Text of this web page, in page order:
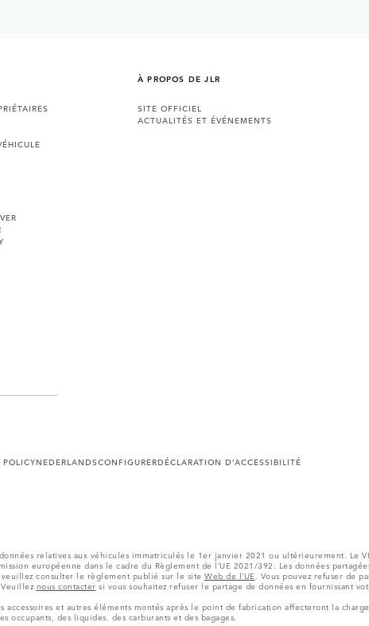
À PROPOS DE JLR
SITE OFFICIEL
ACTUALITÉS ET ÉVÉNEMENTS
NEDERLANDSCONFIGURERDÉCLARATION D’ACCESSIBILITÉ
relatives aux véhicules immatriculés le 1er janvier 2021 ou ultérieurement. Le
européenne dans le cadre du Règlement de l’UE 2021/392. Les données
consulter le règlement publié sur le site Web de l’UE . Vous pouvez refuser de
nous contactersi vous souhaitez refuser le partage de données en fournissant
accessoires et autres éléments montés après le point de fabrication affecteront la
occupants, des liquides, des carburants et des bagages.